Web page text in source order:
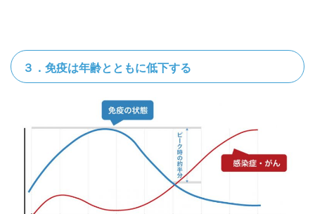
３．免疫は年齢とともに低下する